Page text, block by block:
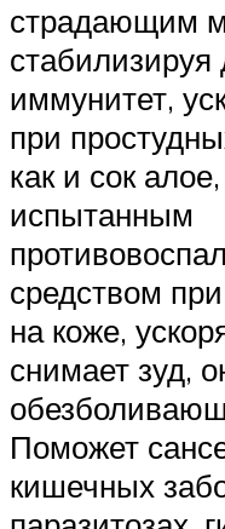
страдающим
иммунитет,
при
как и сок
испытанным
средством
на коже,
снимает зуд,
Поможет
кишечных